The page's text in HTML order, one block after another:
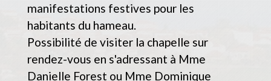
manifestations festives pour les
habitants du hameau.
Possibilité de visiter la chapelle sur
rendez-vous en s'adressant à Mme
Danielle Forest ou Mme Dominique